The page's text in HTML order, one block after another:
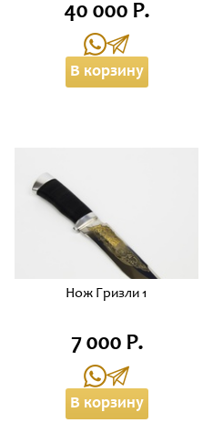
40 000 Р.
В корзину
Нож Гризли 1
7 000 Р.
В корзину